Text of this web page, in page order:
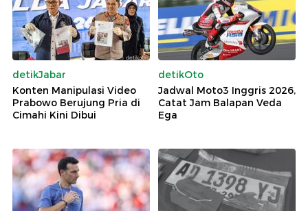
detikJabar
Konten Manipulasi Video
Prabowo Berujung Pria di
Cimahi Kini Dibui
detikOto
Jadwal Moto3 Inggris 2026,
Catat Jam Balapan Veda
Ega